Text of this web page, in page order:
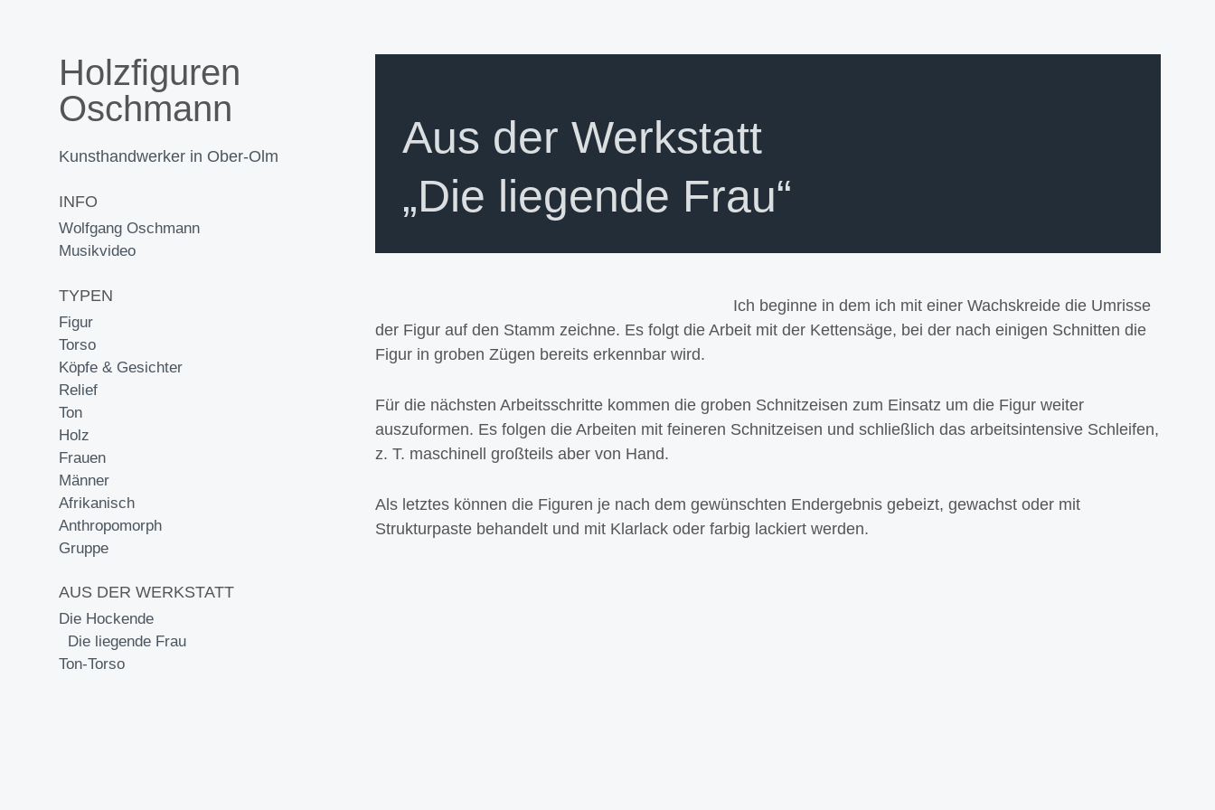
Holzfiguren
Oschmann
Kunsthandwerker in Ober-Olm
INFO
Wolfgang Oschmann
Musikvideo
TYPEN
Figur
Torso
Köpfe & Gesichter
Relief
Ton
Holz
Frauen
Männer
Afrikanisch
Anthropomorph
Gruppe
AUS DER WERKSTATT
Die Hockende
Die liegende Frau
Ton-Torso
Aus der Werkstatt
„Die liegende Frau“
Ich beginne in dem ich mit einer Wachskreide die Umrisse
der Figur auf den Stamm zeichne. Es folgt die Arbeit mit der Kettensäge, bei der nach einigen Schnitten die
Figur in groben Zügen bereits erkennbar wird.
Für die nächsten Arbeitsschritte kommen die groben Schnitzeisen zum Einsatz um die Figur weiter
auszuformen. Es folgen die Arbeiten mit feineren Schnitzeisen und schließlich das arbeitsintensive Schleifen,
z. T. maschinell großteils aber von Hand.
Als letztes können die Figuren je nach dem gewünschten Endergebnis gebeizt, gewachst oder mit
Strukturpaste behandelt und mit Klarlack oder farbig lackiert werden.